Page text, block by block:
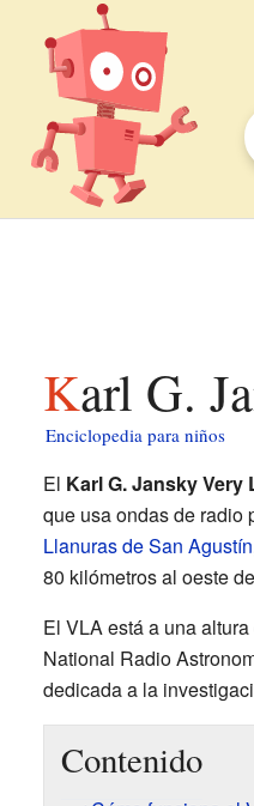
Karl G.
Enciclopedia para niños
El Karl G. Jansky Very
que usa ondas de radio
Llanuras de San Agustín
80 kilómetros al oeste
El VLA está a una
National Radio
dedicada a la
Contenido